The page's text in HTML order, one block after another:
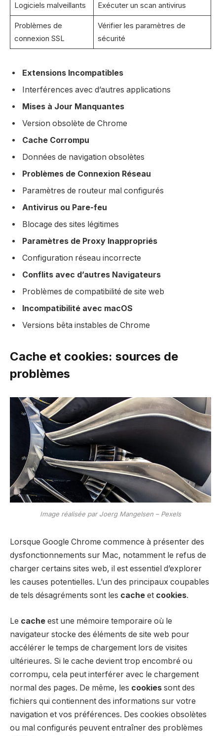
Logiciels malveillants Exécuter un scan antivirus
Problèmes de
connexion SSL
Vérifier les paramètres de
sécurité
Extensions Incompatibles
Interférences avec d’autres applications
Mises à Jour Manquantes
Version obsolète de Chrome
Cache Corrompu
Données de navigation obsolètes
Problèmes de Connexion Réseau
Paramètres de routeur mal configurés
Antivirus ou Pare-feu
Blocage des sites légitimes
Paramètres de Proxy Inappropriés
Configuration réseau incorrecte
Conflits avec d’autres Navigateurs
Problèmes de compatibilité de site web
Incompatibilité avec macOS
Versions bêta instables de Chrome
Cache et cookies: sources de
problèmes
Image réalisée par Joerg Mangelsen – Pexels
Lorsque Google Chrome commence à présenter des
dysfonctionnements sur Mac, notamment le refus de
charger certains sites web, il est essentiel d’explorer
les causes potentielles. L’un des principaux coupables
de tels désagréments sont les cache et cookies.
Le cache est une mémoire temporaire où le
navigateur stocke des éléments de site web pour
accélérer le temps de chargement lors de visites
ultérieures. Si le cache devient trop encombré ou
corrompu, cela peut interférer avec le chargement
normal des pages. De même, les cookies sont des
fichiers qui contiennent des informations sur votre
navigation et vos préférences. Des cookies obsolètes
ou mal configurés peuvent entraîner des problèmes